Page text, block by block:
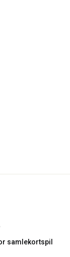
samlekortspil